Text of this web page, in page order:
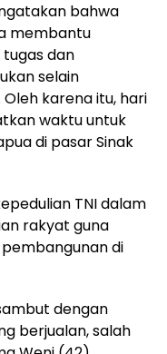
bahwa
membantu
dan
selain
karena itu, hari
waktu untuk
di pasar Sinak
TNI dalam
rakyat guna
di
dengan
berjualan, salah